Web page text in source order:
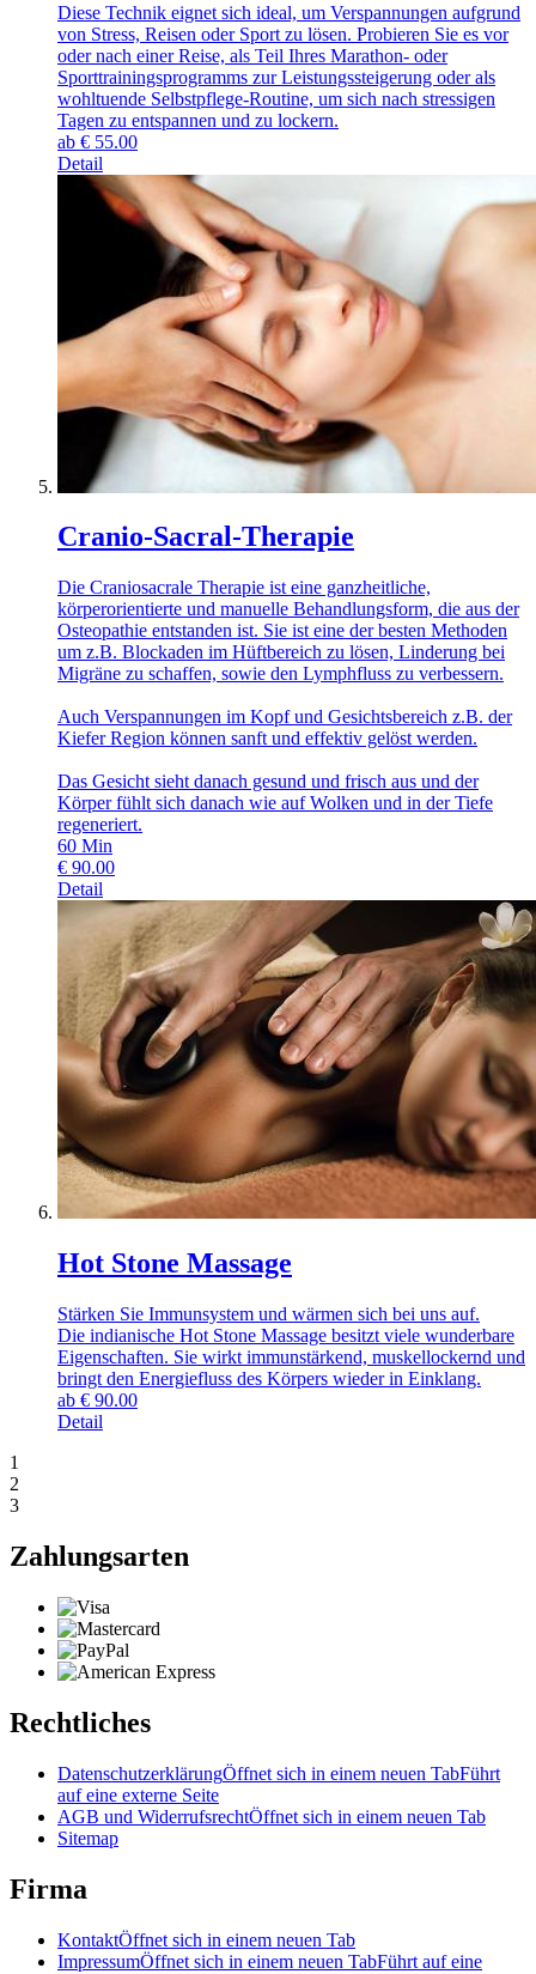
Diese Technik eignet sich ideal, um Verspannungen aufgrund
von Stress, Reisen oder Sport zu lösen. Probieren Sie es vor
oder nach einer Reise, als Teil Ihres Marathon- oder
Sporttrainingsprogramms zur Leistungssteigerung oder als
wohltuende Selbstpflege-Routine, um sich nach stressigen
Tagen zu entspannen und zu lockern.
ab € 55.00
Detail
Cranio-Sacral-Therapie
Die Craniosacrale Therapie ist eine ganzheitliche,
körperorientierte und manuelle Behandlungsform, die aus der
Osteopathie entstanden ist. Sie ist eine der besten Methoden
um z.B. Blockaden im Hüftbereich zu lösen, Linderung bei
Migräne zu schaffen, sowie den Lymphfluss zu verbessern.
Auch Verspannungen im Kopf und Gesichtsbereich z.B. der
Kiefer Region können sanft und effektiv gelöst werden.
Das Gesicht sieht danach gesund und frisch aus und der
Körper fühlt sich danach wie auf Wolken und in der Tiefe
regeneriert.
60 Min
€ 90.00
Detail
Hot Stone Massage
Stärken Sie Immunsystem und wärmen sich bei uns auf.
Die indianische Hot Stone Massage besitzt viele wunderbare
Eigenschaften. Sie wirkt immunstärkend, muskellockernd und
bringt den Energiefluss des Körpers wieder in Einklang.
ab € 90.00
Detail
1
2
3
Zahlungsarten
Rechtliches
DatenschutzerklärungÖffnet sich in einem neuen TabFührt
auf eine externe Seite
AGB und WiderrufsrechtÖffnet sich in einem neuen Tab
Sitemap
Firma
KontaktÖffnet sich in einem neuen Tab
ImpressumÖffnet sich in einem neuen TabFührt auf eine